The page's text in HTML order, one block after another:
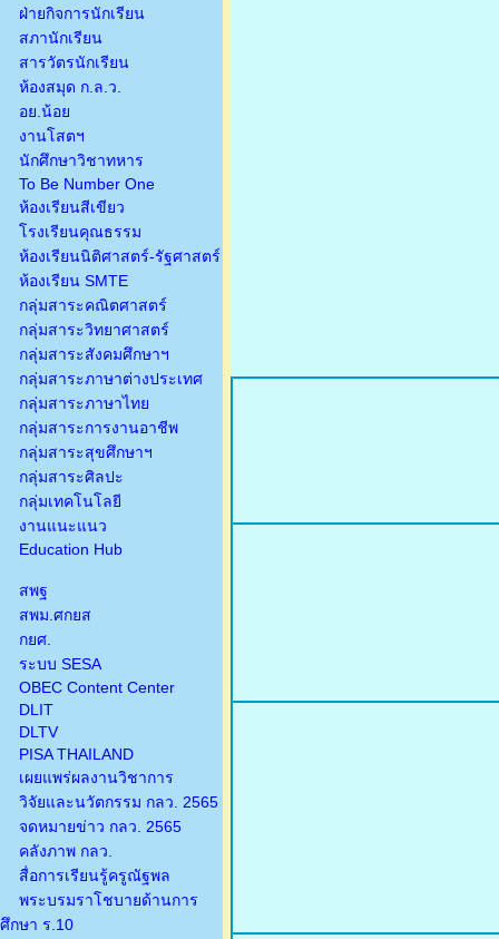
ฝ่ายกิจการนักเรียน
สภานักเรียน
สารวัตรนักเรียน
ห้องสมุด ก.ล.ว.
อย.น้อย
งานโสตฯ
นักศึกษาวิชาทหาร
To Be Number One
ห้องเรียนสีเขียว
โรงเรียนคุณธรรม
ห้องเรียนนิติศาสตร์-รัฐศาสตร์
ห้องเรียน SMTE
กลุ่มสาระคณิตศาสตร์
กลุ่มสาระวิทยาศาสตร์
กลุ่มสาระสังคมศึกษาฯ
กลุ่มสาระภาษาต่างประเทศ
กลุ่มสาระภาษาไทย
กลุ่มสาระการงานอาชีพ
กลุ่มสาระสุขศึกษาฯ
กลุ่มสาระศิลปะ
กลุ่มเทคโนโลยี
งานแนะแนว
Education Hub
สพฐ
สพม.ศกยส
กยศ.
ระบบ SESA
OBEC Content Center
DLIT
DLTV
PISA THAILAND
เผยแพร่ผลงานวิชาการ
วิจัยและนวัตกรรม กลว. 2565
จดหมายข่าว กลว. 2565
คลังภาพ กลว.
สื่อการเรียนรู้ครูณัฐพล
พระบรมราโชบายด้านการ
ศึกษา ร.10